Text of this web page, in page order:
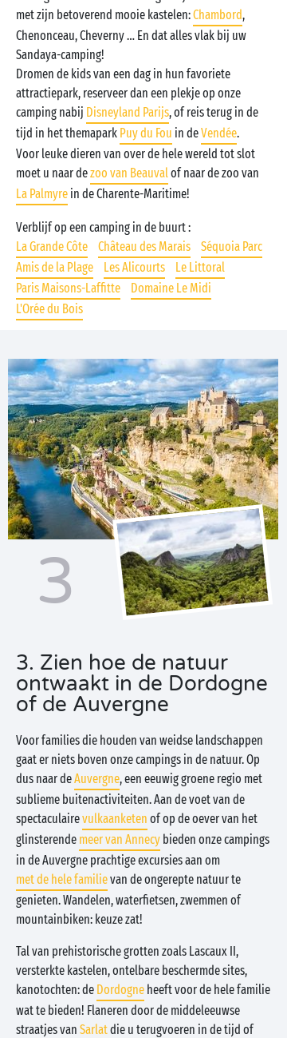
met zijn betoverend mooie kastelen:Chambord,
Chenonceau, Cheverny … En dat alles vlak bij uw
Sandaya-camping!
Dromen de kids van een dag in hun favoriete
attractiepark, reserveer dan een plekje op onze
camping nabij Disneyland Parijs, of reis terug in de
tijd in het themapark Puy du Fou in deVendée.
Voor leuke dieren van over de hele wereld tot slot
moet u naar dezoo van Beauvalof naar de zoo van
La Palmyre in de Charente-Maritime!
Verblijf op een camping in de buurt :
La Grande Côte
Château des Marais
Séquoia Parc
Amis de la Plage
Les Alicourts
Le Littoral
Paris Maisons-Laffitte
Domaine Le Midi
L'Orée du Bois
3
3. Zien hoe de natuur
ontwaakt in de Dordogne
of de Auvergne
Voor families die houden van weidse landschappen
gaat er niets boven onze campings in de natuur. Op
dus naar deAuvergne, een eeuwig groene regio met
sublieme buitenactiviteiten. Aan de voet van de
spectaculairevulkaanketen of op de oever van het
glinsterende meer van Annecy bieden onze campings
in de Auvergne prachtige excursies aan om
met de hele familievan de ongerepte natuur te
genieten. Wandelen, waterfietsen, zwemmen of
mountainbiken: keuze zat!
Tal van prehistorische grotten zoals Lascaux II,
versterkte kastelen, ontelbare beschermde sites,
kanotochten: de Dordogne heeft voor de hele familie
wat te bieden! Flaneren door de middeleeuwse
straatjes van Sarlatdie u terugvoeren in de tijd of